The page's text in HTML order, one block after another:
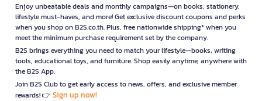
Enjoy unbeatable deals and monthly campaigns—on books, stationery,
lifestyle must-haves, and more! Get exclusive discount coupons and perks
when you shop on B2S.co.th. Plus, free nationwide shipping* when you
meet the minimum purchase requirement set by the company.
B2S brings everything you need to match your lifestyle—books, writing
tools, educational toys, and furniture. Shop easily anytime, anywhere with
the B2S App.
Join B2S Club to get early access to news, offers, and exclusive member
rewards! 👉 Sign up now!